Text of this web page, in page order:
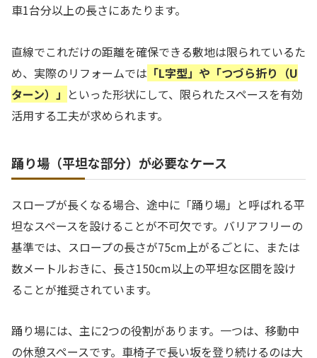
車1台分以上の長さにあたります。
直線でこれだけの距離を確保できる敷地は限られているた
め、実際のリフォームでは 「L字型」や「つづら折り（U
ターン）」 といった形状にして、限られたスペースを有効
活用する工夫が求められます。
踊り場（平坦な部分）が必要なケース
スロープが長くなる場合、途中に「踊り場」と呼ばれる平
坦なスペースを設けることが不可欠です。バリアフリーの
基準では、スロープの長さが75cm上がるごとに、または
数メートルおきに、長さ150cm以上の平坦な区間を設け
ることが推奨されています。
踊り場には、主に2つの役割があります。一つは、移動中
の休憩スペースです。車椅子で長い坂を登り続けるのは大